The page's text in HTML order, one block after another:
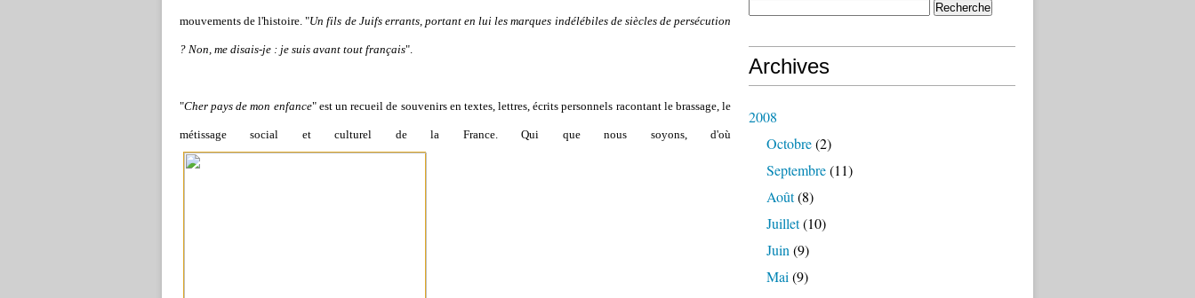
mouvements de l'histoire. "Un fils de Juifs errants, portant en lui les marques indélébiles de siècles de persécution
? Non, me disais-je : je suis avant tout français".
"Cher pays de mon enfance" est un recueil de souvenirs en textes, lettres, écrits personnels racontant le brassage, le
métissage social et culturel de la France. Qui que nous soyons, d'où
Archives
2008
Octobre(2)
Septembre(11)
Août(8)
Juillet(10)
Juin (9)
Mai (9)